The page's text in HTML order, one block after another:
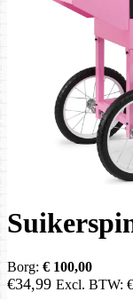
Borg: € 100,00
€34,99 Excl. BTW: